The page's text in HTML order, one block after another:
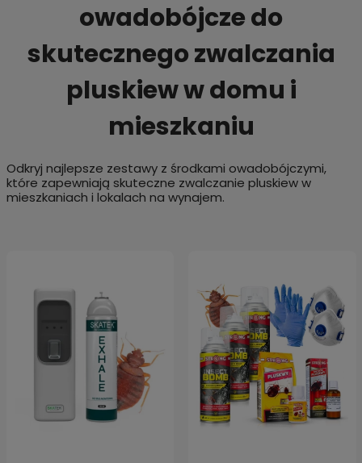
owadobójcze do
skutecznego zwalczania
pluskiew w domu i
mieszkaniu
Odkryj najlepsze zestawy z środkami owadobójczymi,
które zapewniają skuteczne zwalczanie pluskiew w
mieszkaniach i lokalach na wynajem.